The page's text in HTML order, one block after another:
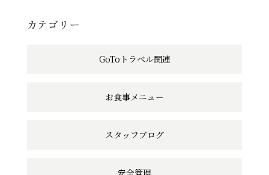
へ
カテゴリー
GoToトラベル関連
お食事メニュー
スタッフブログ
安全管理